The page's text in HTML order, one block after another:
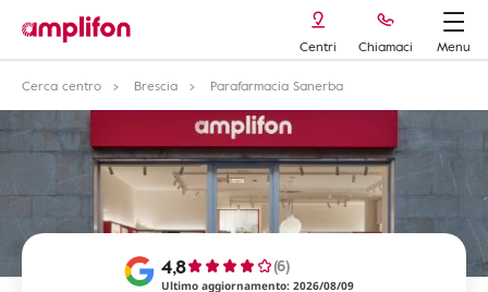
Centri Chiamaci
Menu
Cerca centro
Brescia Parafarmacia Sanerba
4,8 (6)
Ultimo aggiornamento: 2026/08/09